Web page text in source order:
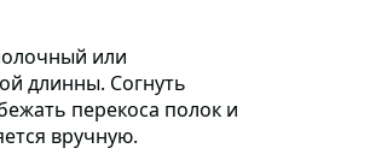
или
длинны. Согнуть
перекоса полок и
вручную.